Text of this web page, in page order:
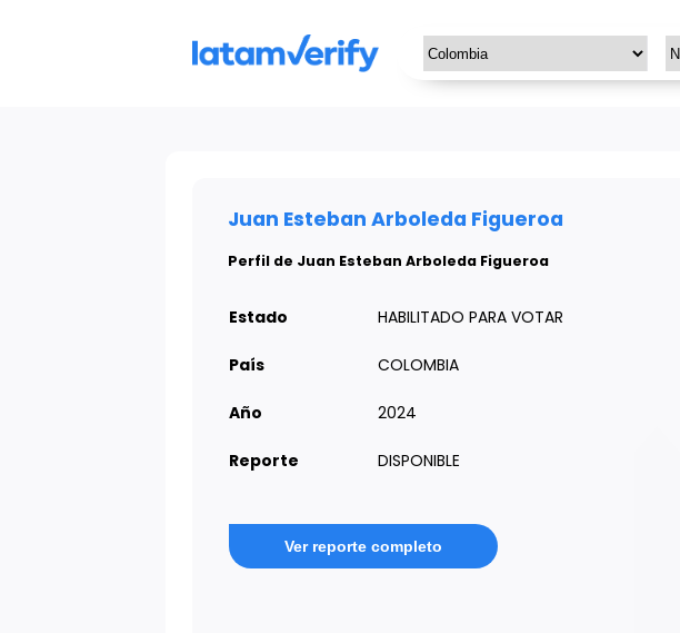
Juan Esteban Arboleda Figueroa
Perfil de Juan Esteban Arboleda Figueroa
Estado HABILITADO PARA VOTAR
País COLOMBIA
Año 2024
Reporte DISPONIBLE
Ver reporte completo